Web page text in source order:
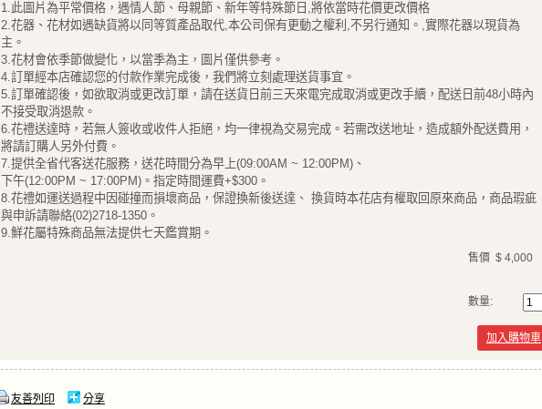
1.此圖片為平常價格，遇情人節、母親節、新年等特殊節日,將依當時花價更改價格
2.花器、花材如遇缺貨將以同等質產品取代,本公司保有更動之權利,不另行通知。,實際花器以現貨為
主。
3.花材會依季節做變化，以當季為主，圖片僅供參考。
4.訂單經本店確認您的付款作業完成後，我們將立刻處理送貨事宜。
5.訂單確認後，如欲取消或更改訂單，請在送貨日前三天來電完成取消或更改手續，配送日前48小時內
不接受取消退款。
6.花禮送達時，若無人簽收或收件人拒絕，均一律視為交易完成。若需改送地址，造成額外配送費用，
將請訂購人另外付費。
7.提供全省代客送花服務，送花時間分為早上(09:00AM ~ 12:00PM)、
下午(12:00PM ~ 17:00PM)。指定時間運費+$300。
8.花禮如運送過程中因碰撞而損壞商品，保證換新後送達、 換貨時本花店有權取回原來商品，商品瑕疵
與申訴請聯絡(02)2718-1350。
9.鮮花屬特殊商品無法提供七天鑑賞期。
售價 $ 4,000
數量:
加入購物車
友善列印 分享